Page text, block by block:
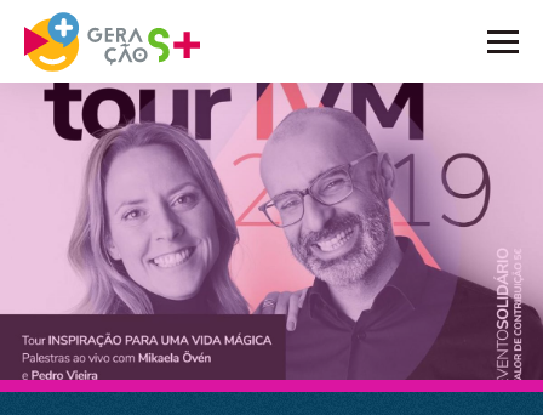
O PROJETO
ATIVIDADES
NOTÍCIAS
BLOG
EMBAIXADORES
PARCEIROS